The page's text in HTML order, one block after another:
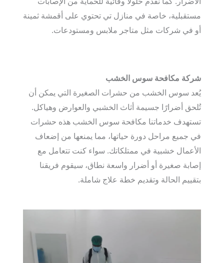
مستقبلية، خاصة في منازل تي تحتوي على أقمشة ثمينة
أو في شركات مثل متاجر ملابس ومستودعات.
شركة مكافحة سوس الخشب
يُعد سوس الخشب من حشرات الصغيرة التي يمكن أن
تُلحق أضرارًا جسيمة أثاث الخشبي والعوارض وهياكل.
تستهدف خدماتنا مكافحة سوس الخشب هذه حشرات
في جميع مراحل دورة حياتها، مما يمنعها من إضعاف
الأعمال خشبية في ممتلكاتك. سواء كنت تتعامل مع
إصابة صغيرة أو أضرار واسعة نطاق، سيقوم فريقنا
بتقييم الحالة وتقديم خطة علاج شاملة.